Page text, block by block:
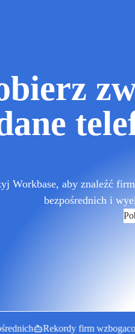
Workbase, aby znaleźć
bezpośrednich i
Rekordy firm wzbogacone o